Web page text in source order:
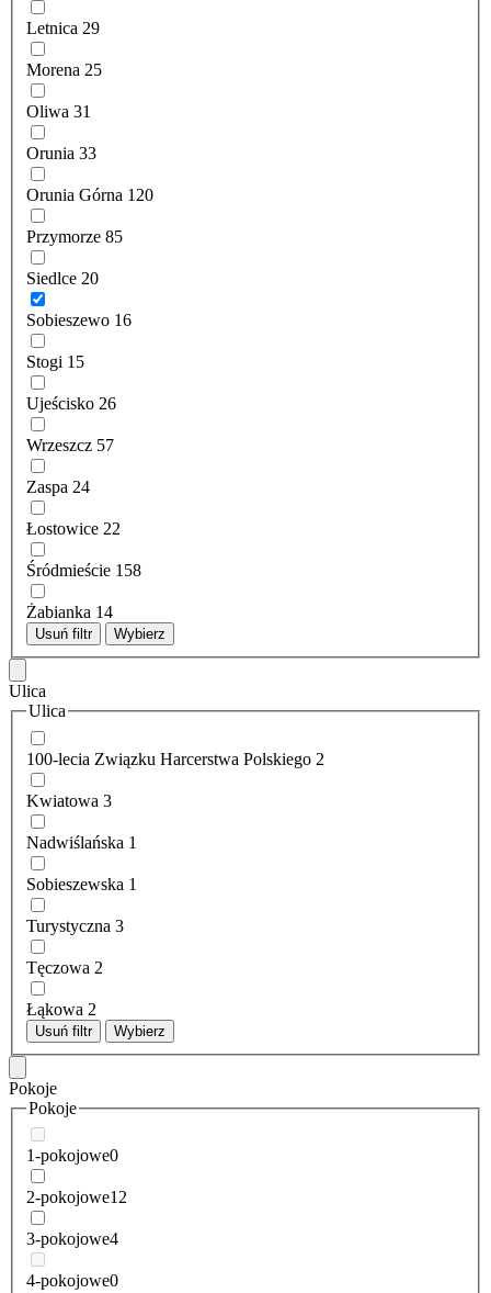
Letnica 29
Morena 25
Oliwa 31
Orunia 33
Orunia Górna 120
Przymorze 85
Siedlce 20
Sobieszewo 16
Stogi 15
Ujeścisko 26
Wrzeszcz 57
Zaspa 24
Łostowice 22
Śródmieście 158
Żabianka 14
Usuń filtr Wybierz
Ulica
Ulica
100-lecia Związku Harcerstwa Polskiego 2
Kwiatowa 3
Nadwiślańska 1
Sobieszewska 1
Turystyczna 3
Tęczowa 2
Łąkowa 2
Usuń filtr Wybierz
Pokoje
Pokoje
1-pokojowe0
2-pokojowe12
3-pokojowe4
4-pokojowe0